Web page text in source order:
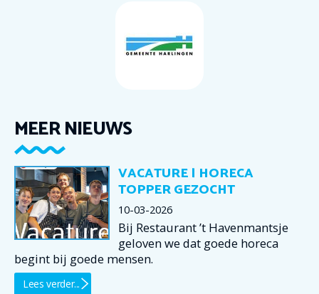
MEER NIEUWS
VACATURE | HORECA
TOPPER GEZOCHT
10-03-2026
Bij Restaurant ’t Havenmantsje
geloven we dat goede horeca
begint bij goede mensen.
Lees verder...